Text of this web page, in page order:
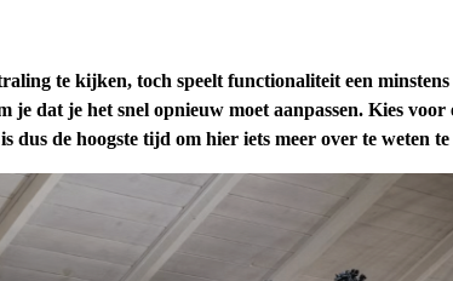
te kijken, toch speelt functionaliteit een
dat je het snel opnieuw moet aanpassen. Kies
de hoogste tijd om hier iets meer over te weten